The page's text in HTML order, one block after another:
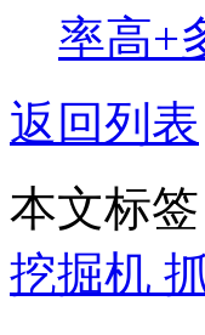
率高+
返回列表
本文标签
挖掘机